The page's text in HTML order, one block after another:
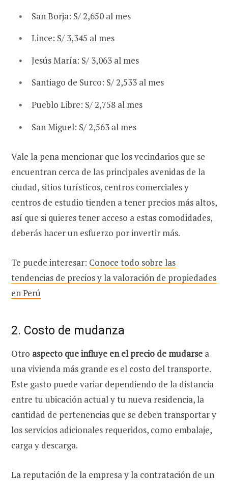
San Borja: S/ 2,650 al mes
Lince: S/ 3,345 al mes
Jesús María: S/ 3,063 al mes
Santiago de Surco: S/ 2,533 al mes
Pueblo Libre: S/ 2,758 al mes
San Miguel: S/ 2,563 al mes
Vale la pena mencionar que los vecindarios que se
encuentran cerca de las principales avenidas de la
ciudad, sitios turísticos, centros comerciales y
centros de estudio tienden a tener precios más altos,
así que si quieres tener acceso a estas comodidades,
deberás hacer un esfuerzo por invertir más.
Te puede interesar: Conoce todo sobre las
tendencias de precios y la valoración de propiedades
en Perú
2. Costo de mudanza
Otro aspecto que influye en el precio de mudarse a
una vivienda más grande es el costo del transporte.
Este gasto puede variar dependiendo de la distancia
entre tu ubicación actual y tu nueva residencia, la
cantidad de pertenencias que se deben transportar y
los servicios adicionales requeridos, como embalaje,
carga y descarga.
La reputación de la empresa y la contratación de un